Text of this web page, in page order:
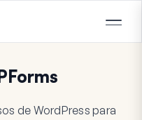
de WordPress para